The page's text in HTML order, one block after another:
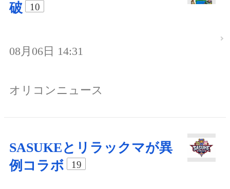
破
10
08月06日 14:31
オリコンニュース
SASUKEとリラックマが異
例コラボ
19